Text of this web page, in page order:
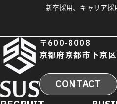
新卒採用、キャリア採
〒600-8008
京都府京都市下京
CONTACT